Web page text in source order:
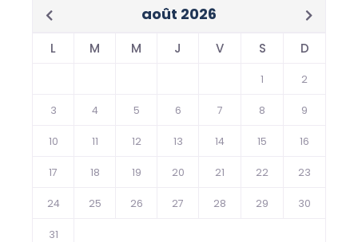
août 2026
L M M J V S D
1 2
3 4 5 6 7 8 9
10 11 12 13 14 15 16
17 18 19 20 21 22 23
24 25 26 27 28 29 30
31